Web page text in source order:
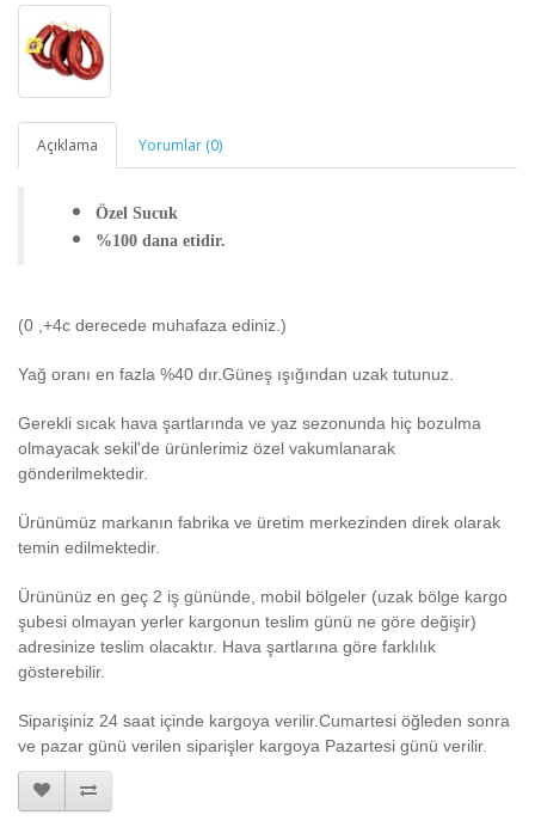
Açıklama Yorumlar (0)
Özel Sucuk
%100 dana etidir.
(0 ,+4c derecede muhafaza ediniz.)
Yağ oranı en fazla %40 dır.Güneş ışığından uzak tutunuz.
Gerekli sıcak hava şartlarında ve yaz sezonunda hiç bozulma
olmayacak sekil'de ürünlerimiz özel vakumlanarak
gönderilmektedir.
Ürünümüz markanın fabrika ve üretim merkezinden direk olarak
temin edilmektedir.
Ürününüz en geç 2 iş gününde, mobil bölgeler (uzak bölge kargo
şubesi olmayan yerler kargonun teslim günü ne göre değişir)
adresinize teslim olacaktır. Hava şartlarına göre farklılık
gösterebilir.
Siparişiniz 24 saat içinde kargoya verilir.Cumartesi öğleden sonra
ve pazar günü verilen siparişler kargoya Pazartesi günü verilir.